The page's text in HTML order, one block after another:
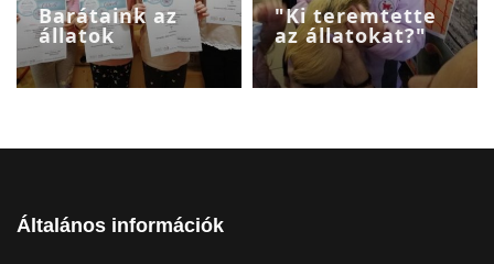
Barátaink az
állatok
"Ki teremtette
az állatokat?"
Általános információk